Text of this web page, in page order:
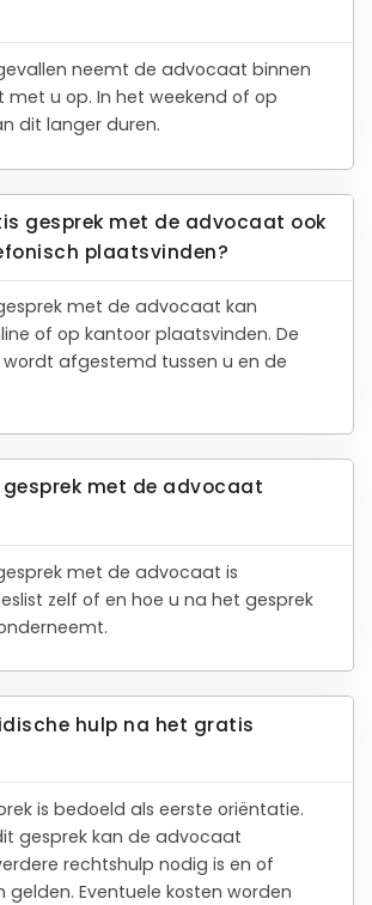
neemt de advocaat binnen
u op. In het weekend of op
dit langer duren.
gesprek met de advocaat ook
plaatsvinden?
met de advocaat kan
of op kantoor plaatsvinden. De
afgestemd tussen u en de
met de advocaat
met de advocaat is
zelf of en hoe u na het gesprek
hulp na het gratis
is bedoeld als eerste oriëntatie.
gesprek kan de advocaat
rechtshulp nodig is en of
gelden. Eventuele kosten worden